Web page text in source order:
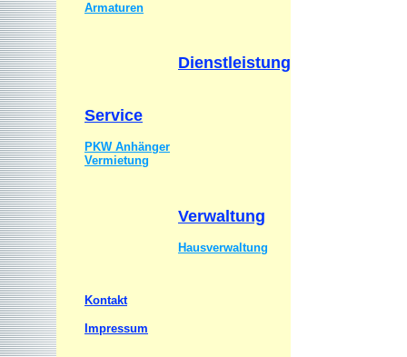
Armaturen
Dienstleistung
Service
PKW Anhänger
Vermietung
Verwaltung
Hausverwaltung
Kontakt
Impressum